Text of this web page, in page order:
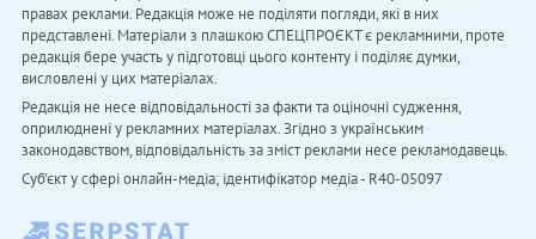
правах реклами. Редакція може не поділяти погляди, які в них
представлені. Матеріали з плашкою СПЕЦПРОЄКТ є рекламними, проте
редакція бере участь у підготовці цього контенту і поділяє думки,
висловлені у цих матеріалах.
Редакція не несе відповідальності за факти та оціночні судження,
оприлюднені у рекламних матеріалах. Згідно з українським
законодавством, відповідальність за зміст реклами несе рекламодавець.
Cуб'єкт у сфері онлайн-медіа; ідентифікатор медіа - R40-05097